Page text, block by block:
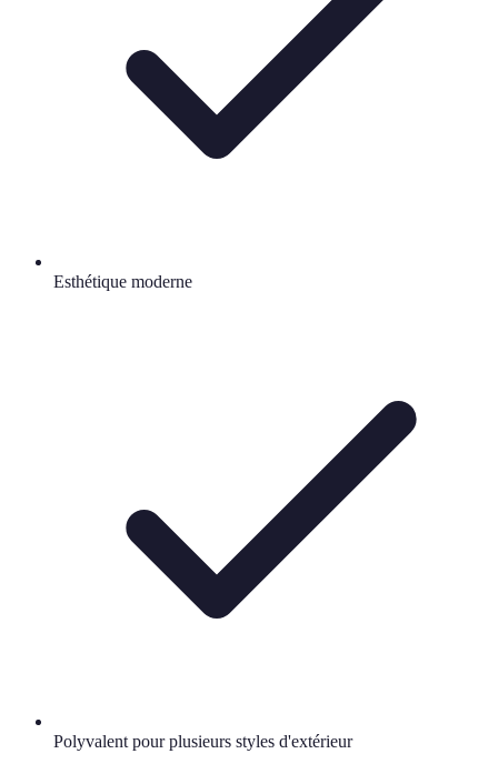
Esthétique moderne
Polyvalent pour plusieurs styles d'extérieur